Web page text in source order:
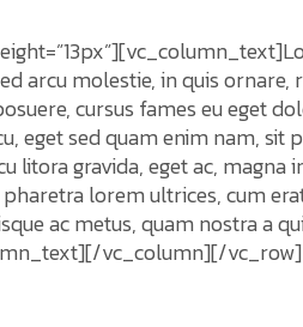
arcu molestie, in quis ornare,
cursus fames eu eget
eget sed quam enim nam,
litora gravida, eget ac,
lorem ultrices, cum
ac metus, quam nostra a
vc_column][/vc_row]